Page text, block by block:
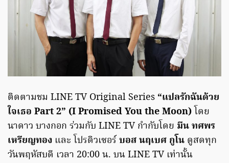
ติดตามชม LINE TV Original Series “แปลรักฉันด้วย
ใจเธอ Part 2” (I Promised You the Moon) โดย
นาดาว บางกอก ร่วมกับ LINE TV กำกับโดย มีน ทศพร
เหรียญทอง และ โปรดิวเซอร์บอส นฤเบศ กูโน ดูสดทุก
วันพฤหัสบดี เวลา 20:00 น. บน LINE TV เท่านั้น